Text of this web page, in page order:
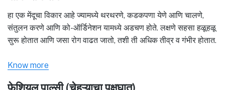
हा एक मेंदूचा विकार आहे ज्यामध्ये थरथरणे, कडकपणा येणे आणि चालणे,
संतुलन करणे आणि को-ऑर्डिनेशन यामध्ये अडचण होते. लक्षणे सहसा हळूहळू
सुरू होतात आणि जसा रोग वाढत जातो, तशी ती अधिक तीव्र व गंभीर होतात.
Know more